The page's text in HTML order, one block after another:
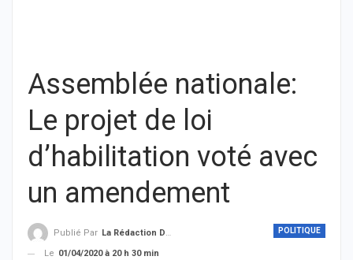
Assemblée nationale:
Le projet de loi
d’habilitation voté avec
un amendement
POLITIQUE
Publié Par La Rédaction De THIEYSENEGAL.com
Le 01/04/2020 à 20 h 30 min